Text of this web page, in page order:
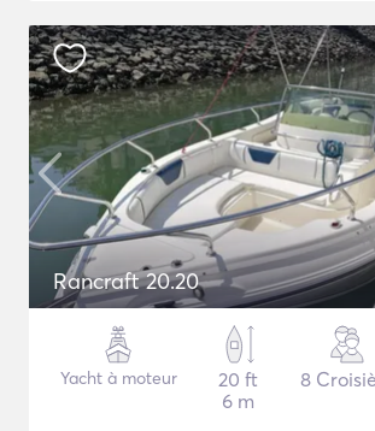
Rancraft 20.20
Yacht à moteur
20 ft
6 m
8